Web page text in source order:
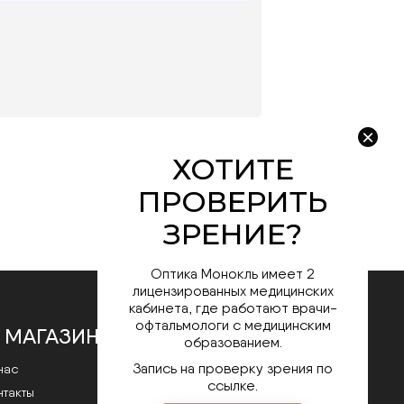
Оптика Монокль имеет 2
лицензированных медицинских
кабинета, где работают врачи-
офтальмологи с медицинским
образованием.
Запись на проверку зрения по
ссылке.